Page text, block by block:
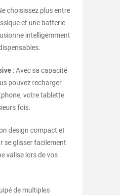
choisissez plus entre
et une batterie
intelligemment
: Avec sa capacité
pouvez recharger
votre tablette
fois.
design compact et
se glisser facilement
valise lors de vos
de multiples